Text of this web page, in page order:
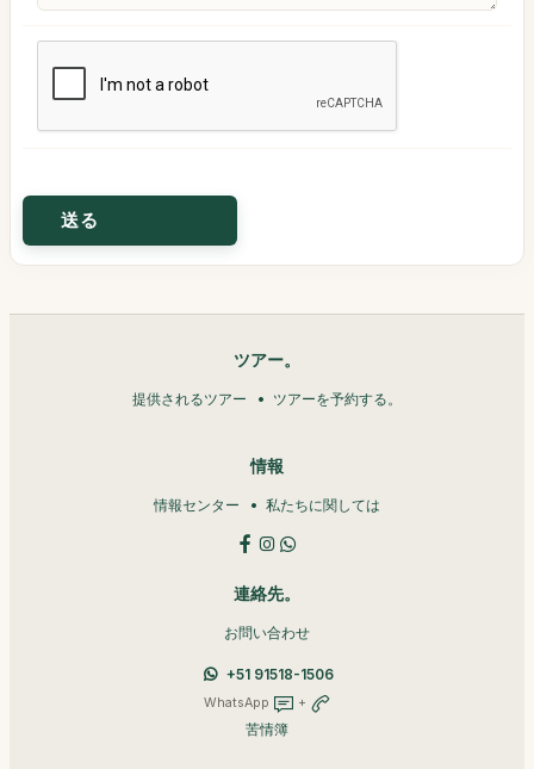
ツアー。
提供されるツアー ツアーを予約する。
情報
情報センター 私たちに関しては
連絡先。
お問い合わせ
+51 91518-1506
WhatsApp +
苦情簿